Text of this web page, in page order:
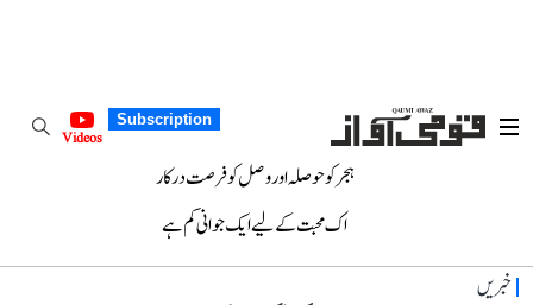
Subscription
Videos
ہجر کو حوصلہ اور وصل کو فرصت درکار
اک محبت کے لیے ایک جوانی کم ہے
خبریں